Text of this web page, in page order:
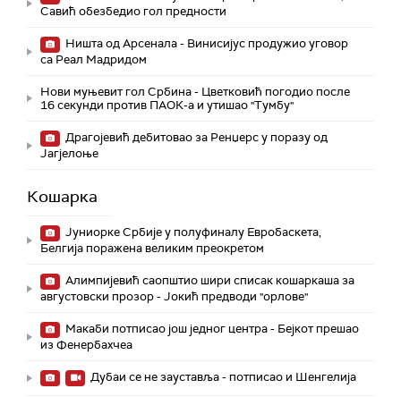
Савић обезбедио гол предности
Ништа од Арсенала - Винисијус продужио уговор
са Реал Мадридом
Нови муњевит гол Србина - Цветковић погодио после
16 секунди против ПАОК-а и утишао "Тумбу"
Драгојевић дебитовао за Ренџерс у поразу од
Јагјелоње
Кошарка
Јуниорке Србије у полуфиналу Евробаскета,
Белгија поражена великим преокретом
Алимпијевић саопштио шири списак кошаркаша за
августовски прозор - Јокић предводи "орлове"
Макаби потписао још једног центра - Бејкот прешао
из Фенербахчеа
Дубаи се не зауставља - потписао и Шенгелија